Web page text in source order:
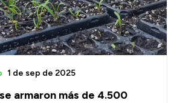
armaron más de 4.500
1 de sep de 2025